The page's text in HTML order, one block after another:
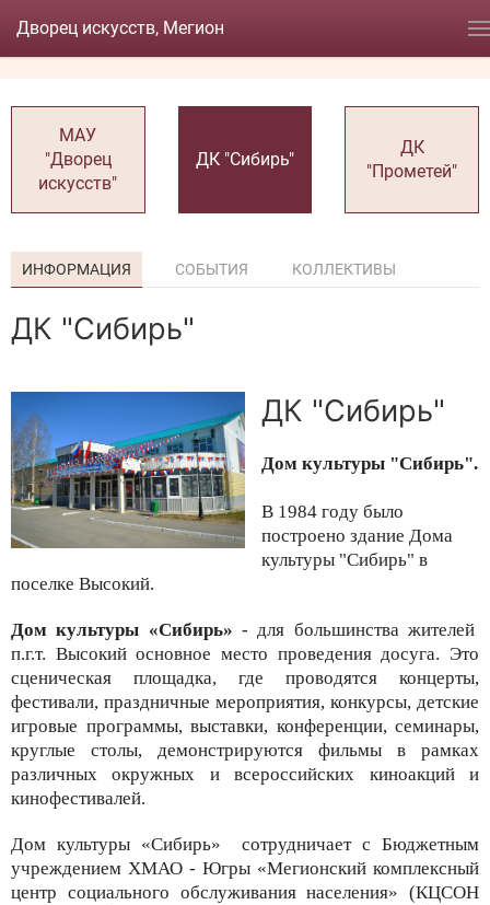
Дворец искусств, Мегион
МАУ
"Дворец
искусств"
ДК "Сибирь"
ДК
"Прометей"
ИНФОРМАЦИЯ СОБЫТИЯ КОЛЛЕКТИВЫ
ДК "Сибирь"
ДК "Сибирь"
Дом культуры "Сибирь".
В 1984 году было
построено здание Дома
культуры "Сибирь" в
поселке Высокий.
Дом культуры «Сибирь» - для большинства жителей
п.г.т. Высокий основное место проведения досуга. Это
сценическая площадка, где проводятся концерты,
фестивали, праздничные мероприятия, конкурсы, детские
игровые программы, выставки, конференции, семинары,
круглые столы, демонстрируются фильмы в рамках
различных окружных и всероссийских киноакций и
кинофестивалей.
Дом культуры «Сибирь» сотрудничает с Бюджетным
учреждением ХМАО - Югры «Мегионский комплексный
центр социального обслуживания населения» (КЦСОН